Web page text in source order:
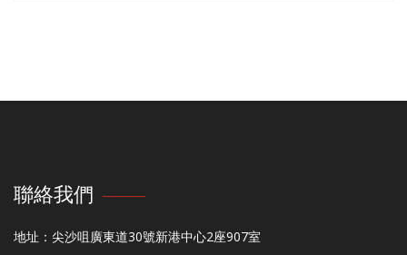
聯絡我們
地址：尖沙咀廣東道30號新港中心2座907室